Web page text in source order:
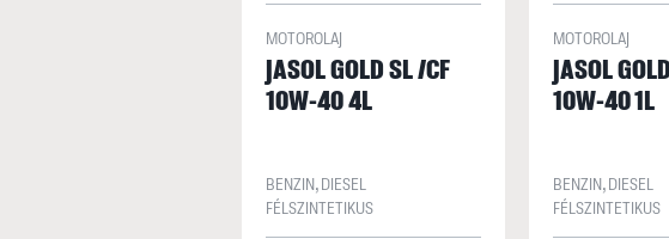
MOTOROLAJ
JASOL GOLD SL /CF
10W-40 4L
BENZIN, DIESEL
FÉLSZINTETIKUS
MOTOROLAJ
JASOL
10W-40 1L
BENZIN, DIESEL
FÉLSZINTETIKUS